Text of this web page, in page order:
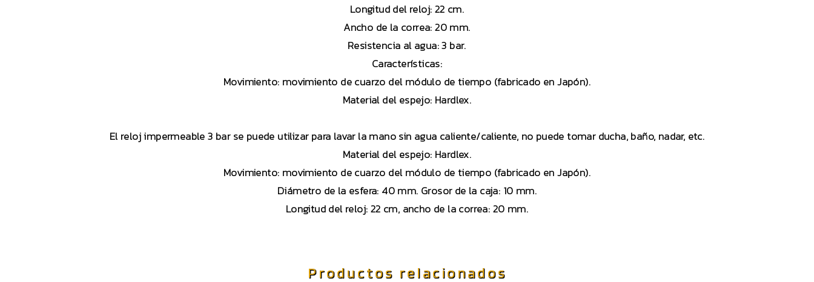
Longitud del reloj: 22 cm.
Ancho de la correa: 20 mm.
Resistencia al agua: 3 bar.
Características:
Movimiento: movimiento de cuarzo del módulo de tiempo (fabricado en Japón).
Material del espejo: Hardlex.
El reloj impermeable 3 bar se puede utilizar para lavar la mano sin agua caliente/caliente, no puede tomar ducha, baño, nadar, etc.
Material del espejo: Hardlex.
Movimiento: movimiento de cuarzo del módulo de tiempo (fabricado en Japón).
Diámetro de la esfera: 40 mm. Grosor de la caja: 10 mm.
Longitud del reloj: 22 cm, ancho de la correa: 20 mm.
Productos relacionados